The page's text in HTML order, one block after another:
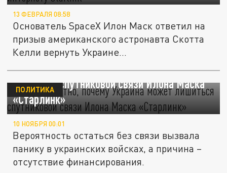
13 ФЕВРАЛЯ 08:58
Основатель SpaceX Илон Маск ответил на
призыв американского астронавта Скотта
Келли вернуть Украине...
Стало известно, почему Украина может
лишиться спутниковой связи Илона Маска
«Старлинк»
ПОЛИТИКА
10 НОЯБРЯ 00:01
Вероятность остаться без связи вызвала
панику в украинских войсках, а причина –
отсутствие финансирования.